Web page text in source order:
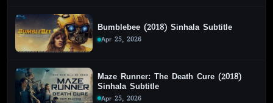
Bumblebee (2018) Sinhala Subtitle
Apr 25, 2026
Maze Runner: The Death Cure (2018)
Sinhala Subtitle
Apr 25, 2026